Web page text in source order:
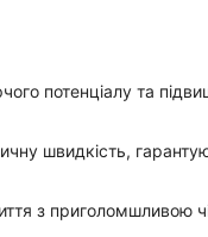
потенціалу та
швидкість,
з приголомшливою